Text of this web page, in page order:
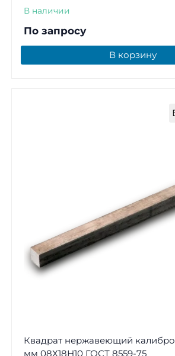
В наличии
По запросу
В корзину
Квадрат нержавеющий
мм 08Х18Н10 ГОСТ 8559-75